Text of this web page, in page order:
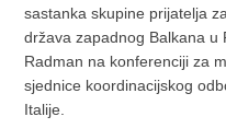
sastanka skupine prijatelja
država zapadnog Balkana u
Radman na konferenciji za
sjednice koordinacijskog
Italije.